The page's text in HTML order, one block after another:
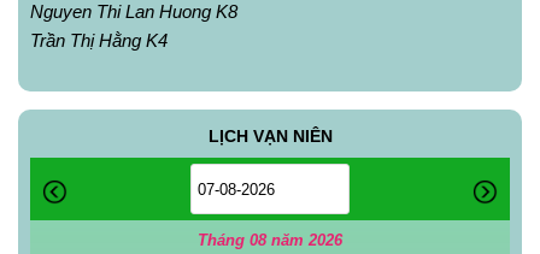
Nguyen Thi Lan Huong K8
Trần Thị Hằng K4
LỊCH VẠN NIÊN
Tháng 08 năm 2026